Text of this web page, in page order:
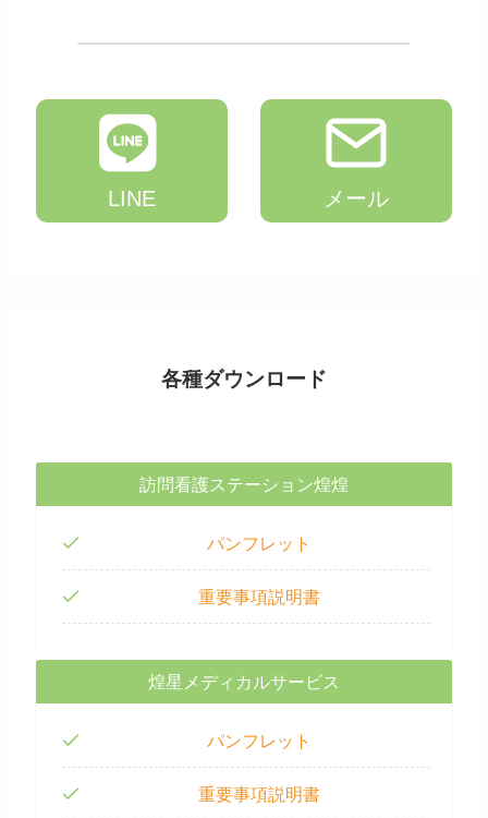
LINE メール
各種ダウンロード
訪問看護ステーション煌煌
パンフレット
重要事項説明書
煌星メディカルサービス
パンフレット
重要事項説明書